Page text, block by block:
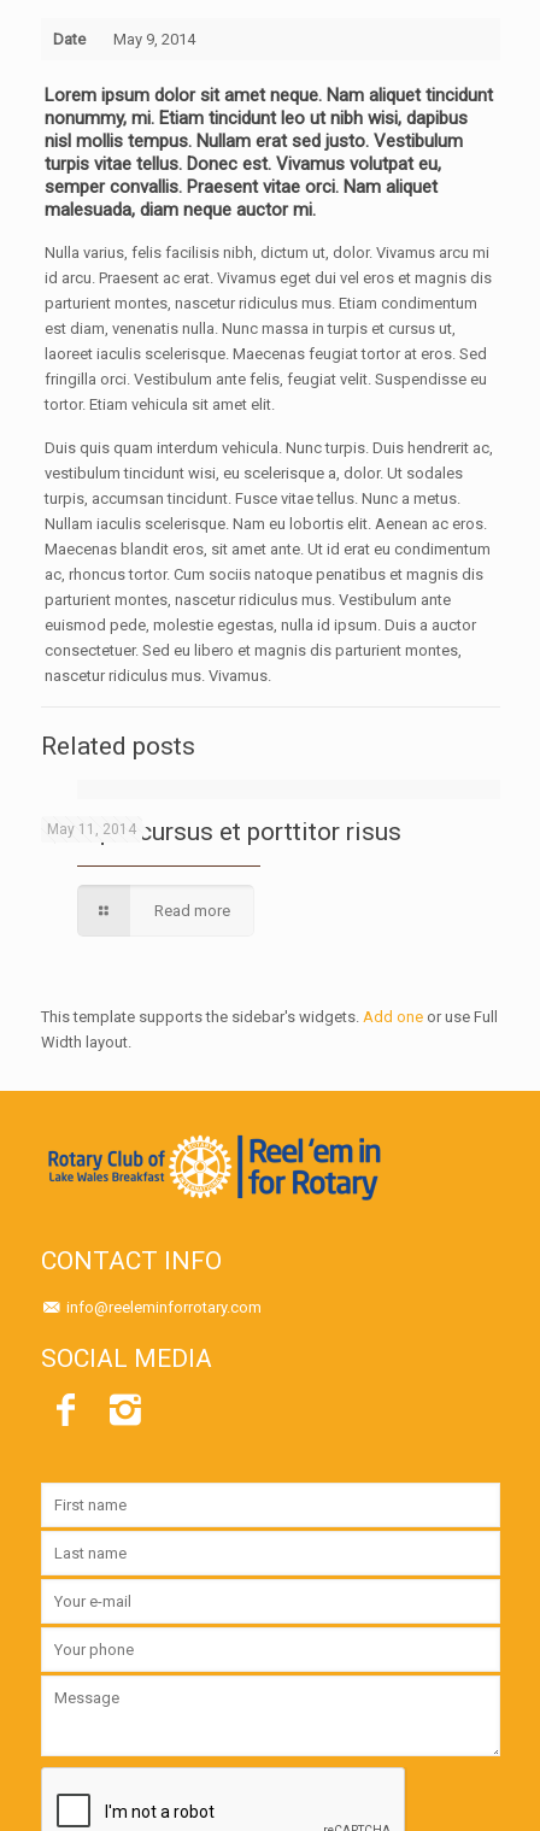
Date May 9, 2014
Lorem ipsum dolor sit amet neque. Nam aliquet tincidunt
nonummy, mi. Etiam tincidunt leo ut nibh wisi, dapibus
nisl mollis tempus. Nullam erat sed justo. Vestibulum
turpis vitae tellus. Donec est. Vivamus volutpat eu,
semper convallis. Praesent vitae orci. Nam aliquet
malesuada, diam neque auctor mi.
Nulla varius, felis facilisis nibh, dictum ut, dolor. Vivamus arcu mi
id arcu. Praesent ac erat. Vivamus eget dui vel eros et magnis dis
parturient montes, nascetur ridiculus mus. Etiam condimentum
est diam, venenatis nulla. Nunc massa in turpis et cursus ut,
laoreet iaculis scelerisque. Maecenas feugiat tortor at eros. Sed
fringilla orci. Vestibulum ante felis, feugiat velit. Suspendisse eu
tortor. Etiam vehicula sit amet elit.
Duis quis quam interdum vehicula. Nunc turpis. Duis hendrerit ac,
vestibulum tincidunt wisi, eu scelerisque a, dolor. Ut sodales
turpis, accumsan tincidunt. Fusce vitae tellus. Nunc a metus.
Nullam iaculis scelerisque. Nam eu lobortis elit. Aenean ac eros.
Maecenas blandit eros, sit amet ante. Ut id erat eu condimentum
ac, rhoncus tortor. Cum sociis natoque penatibus et magnis dis
parturient montes, nascetur ridiculus mus. Vestibulum ante
euismod pede, molestie egestas, nulla id ipsum. Duis a auctor
consectetuer. Sed eu libero et magnis dis parturient montes,
nascetur ridiculus mus. Vivamus.
Related posts
May 11, 2014
Quisque cursus et porttitor risus
Read more
This template supports the sidebar's widgets. Add oneor use Full
Width layout.
CONTACT INFO
info@reeleminforrotary.com
SOCIAL MEDIA